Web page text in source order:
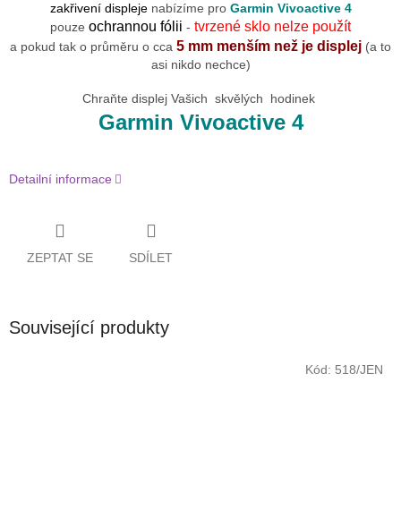
zakřivení displejenabízíme pro Garmin Vivoactive 4
pouze ochrannou fólii - tvrzené sklo nelze použít
a pokud tak o průměru o cca 5 mm menším než je displej (a to
asi nikdo nechce)
Chraňte displej Vašich skvělých hodinek
Garmin Vivoactive 4
Detailní informace
ZEPTAT SE SDÍLET
Související produkty
Kód: 518/JEN